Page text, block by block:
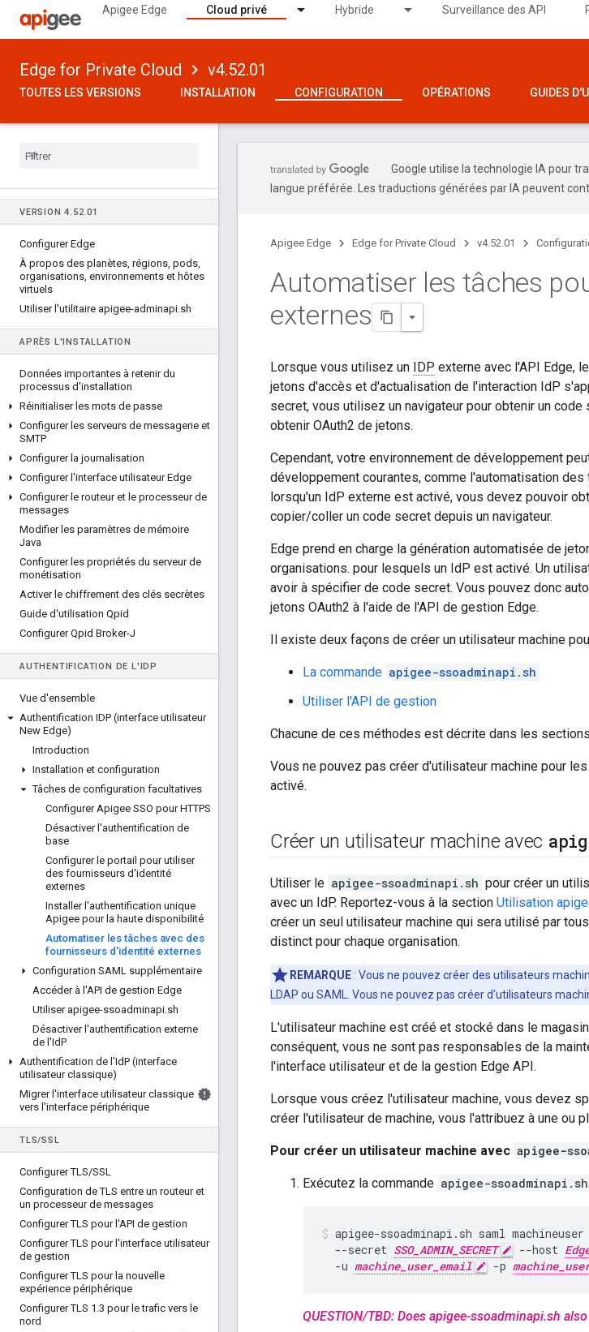
Apigee Edge Cloud privé Hybride Surveillance des API
Edge for Private Cloud v4.52.01
TOUTES LES VERSIONS INSTALLATION CONFIGURATION OPÉRATIONS GUIDES
VERSION 4. 52.01
Configurer Edge
À propos des planètes, régions, pods,
organisations, environnements et hôtes
virtuels
Utiliser l'utilitaire apigee-adminapi.sh
APRÈS L'INSTALLATION
Données importantes à retenir du
processus d'installation
Réinitialiser les mots de passe
Configurer les serveurs de messagerie et
SMTP
Configurer la journalisation
Configurer l'interface utilisateur Edge
Configurer le routeur et le processeur de
messages
Modifier les paramètres de mémoire
Java
Configurer les propriétés du serveur de
monétisation
Activer le chiffrement des clés secrètes
Guide d'utilisation Qpid
Configurer Qpid Broker-J
AUTHENTIFICATION DE L'IDP
Vue d'ensemble
Authentification IDP (interface utilisateur
New Edge)
Introduction
Installation et configuration
Tâches de configuration facultatives
Configurer Apigee SSO pour HTTPS
Désactiver l'authentification de
base
Configurer le portail pour utiliser
des fournisseurs d'identité
externes
Installer l'authentification unique
Apigee pour la haute disponibilité
Automatiser les tâches avec des
fournisseurs d'identité externes
Configuration SAML supplémentaire
Accéder à l'API de gestion Edge
Utiliser apigee-ssoadminapi.sh
Désactiver l'authentification externe
de l'IdP
Authentification de l'IdP (interface
utilisateur classique)
Migrer l'interface utilisateur classique
vers l'interface périphérique
TLS/SSL
Configurer TLS/SSL
Configuration de TLS entre un routeur et
un processeur de messages
Configurer TLS pour l'API de gestion
Configurer TLS pour l'interface utilisateur
de gestion
Configurer TLS pour la nouvelle
expérience périphérique
Configurer TLS 1 .3 pour le trafic vers le
nord
Google utilise la technologie IA pour
langue préférée. Les traductions générées par IA peuvent
Apigee Edge Edge for Private Cloud v4.52.01
Automatiser les tâches
externes
Lorsque vous utilisez un IDP externe avec l'API Edge,
jetons d'accès et d'actualisation de l'interaction IdP
secret, vous utilisez un navigateur pour obtenir un
obtenir OAuth2 de jetons.
Cependant, votre environnement de développement
développement courantes, comme l'automatisation
lorsqu'un IdP externe est activé, vous devez pouvoir
copier/coller un code secret depuis un navigateur.
Edge prend en charge la génération automatisée de
organisations. pour lesquels un IdP est activé. Un
avoir à spécifier de code secret. Vous pouvez donc
jetons OAuth2 à l'aide de l'API de gestion Edge.
Il existe deux façons de créer un utilisateur machine
La commande apigee-ssoadminapi.sh
Utiliser l'API de gestion
Chacune de ces méthodes est décrite dans les
Vous ne pouvez pas créer d'utilisateur machine pour
activé.
Créer un utilisateur machine avec
Utiliser le apigee-ssoadminapi.sh pour créer un
avec un IdP. Reportez-vous à la section Utilisation
créer un seul utilisateur machine qui sera utilisé par
distinct pour chaque organisation.
REMARQUE : Vous ne pouvez créer des utilisateurs
LDAP ou SAML. Vous ne pouvez pas créer d'utilisateurs
L'utilisateur machine est créé et stocké dans le
conséquent, vous ne sont pas responsables de la
l'interface utilisateur et de la gestion Edge API.
Lorsque vous créez l'utilisateur machine, vous devez
créer l'utilisateur de machine, vous l'attribuez à une ou
Pour créer un utilisateur machine avec apigee-
Exécutez la commande apigee-ssoadminapi.sh
apigee-ssoadminapi.sh saml
  --secret
SSO_ADMIN_SECRET --host
  -u
machine_user_email -p
QUESTION/TBD: Does apigee-ssoadminapi.sh